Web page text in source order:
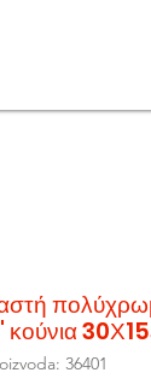
κούνια
36401